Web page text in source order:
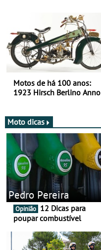
Motos de há 100 anos:
1923 Hirsch Berlino Anno
Moto dicas
Pedro Pereira
Opinião
poupar combustível